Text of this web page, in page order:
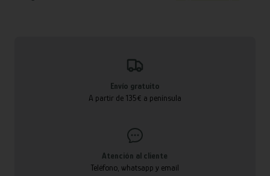
Envío gratuito
A partir de 135€ a península
Atención al cliente
Teléfono, whatsapp y email